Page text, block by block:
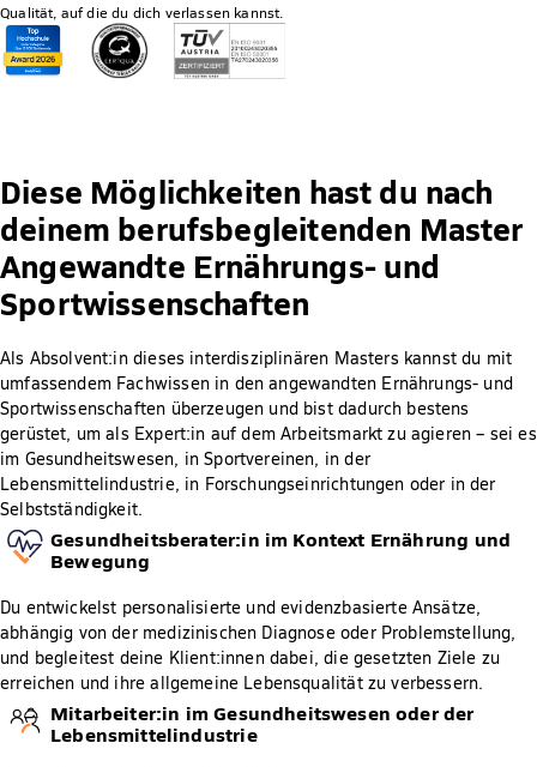
Qualität, auf die du dich verlassen kannst.
Diese Möglichkeiten hast du nach
deinem berufsbegleitenden Master
Angewandte Ernährungs- und
Sportwissenschaften
Als Absolvent:in dieses interdisziplinären Masters kannst du mit
umfassendem Fachwissen in den angewandten Ernährungs- und
Sportwissenschaften überzeugen und bist dadurch bestens
gerüstet, um als Expert:in auf dem Arbeitsmarkt zu agieren – sei es
im Gesundheitswesen, in Sportvereinen, in der
Lebensmittelindustrie, in Forschungseinrichtungen oder in der
Selbstständigkeit.
Gesundheitsberater:in im Kontext Ernährung und
Bewegung
Du entwickelst personalisierte und evidenzbasierte Ansätze,
abhängig von der medizinischen Diagnose oder Problemstellung,
und begleitest deine Klient:innen dabei, die gesetzten Ziele zu
erreichen und ihre allgemeine Lebensqualität zu verbessern.
Mitarbeiter:in im Gesundheitswesen oder der
Lebensmittelindustrie